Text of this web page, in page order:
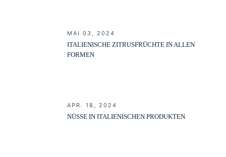
MAI 03, 2024
ITALIENISCHE ZITRUSFRÜCHTE IN ALLEN
FORMEN
APR. 18, 2024
NÜSSE IN ITALIENISCHEN PRODUKTEN